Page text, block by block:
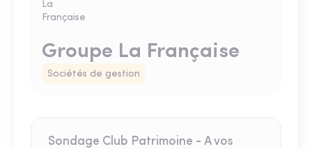
Groupe La Française
Sociétés de gestion
Sondage Club Patrimoine - A vos